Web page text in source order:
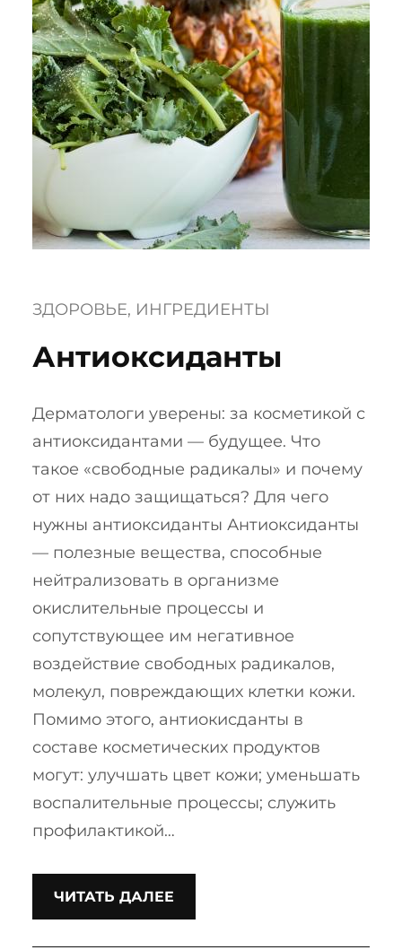
ЗДОРОВЬЕ, ИНГРЕДИЕНТЫ
Антиоксиданты
Дерматологи уверены: за косметикой с
антиоксидантами — будущее. Что
такое «свободные радикалы» и почему
от них надо защищаться? Для чего
нужны антиоксиданты Антиоксиданты
— полезные вещества, способные
нейтрализовать в организме
окислительные процессы и
сопутствующее им негативное
воздействие свободных радикалов,
молекул, повреждающих клетки кожи.
Помимо этого, антиокисданты в
составе косметических продуктов
могут: улучшать цвет кожи; уменьшать
воспалительные процессы; служить
профилактикой…
ЧИТАТЬ ДАЛЕЕ